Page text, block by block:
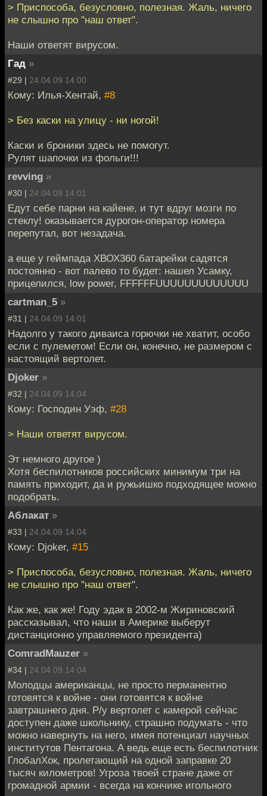
> Приспособа, безусловно, полезная. Жаль, ничего
не слышно про "наш ответ".
Наши ответят вирусом.
Гад »
#29 | 24.04.09 14:00
Кому: Илья-Хентай, #8
> Без каски на улицу - ни ногой!
Каски и броники здесь не помогут.
Рулят шапочки из фольги!!!
revving »
#30 | 24.04.09 14:01
Едут себе парни на кайене, и тут вдруг мозги по
стеклу! оказывается дурогон-оператор номера
перепутал, вот незадача.
а еще у геймпада ХВОХ360 батарейки садятся
постоянно - вот палево то будет: нашел Усамку,
прицелился, low power, FFFFFFUUUUUUUUUUUUU
cartman_5 »
#31 | 24.04.09 14:01
Надолго у такого диваиса горючки не хватит, особо
если с пулеметом! Если он, конечно, не размером с
настоящий вертолет.
Djoker »
#32 | 24.04.09 14:04
Кому: Господин Уэф, #28
> Наши ответят вирусом.
Эт немного другое )
Хотя беспилотников российских минимум три на
память приходит, да и ружьишко подходящее можно
подобрать.
Аблакат »
#33 | 24.04.09 14:04
Кому: Djoker, #15
> Приспособа, безусловно, полезная. Жаль, ничего
не слышно про "наш ответ".
Как же, как же! Году эдак в 2002-м Жириновский
рассказывал, что наши в Америке выберут
дистанционно управляемого президента)
ComradMauzer »
#34 | 24.04.09 14:04
Молодцы американцы, не просто перманентно
готовятся к войне - они готовятся к войне
завтрашнего дня. Р/у вертолет с камерой сейчас
доступен даже школьнику, страшно подумать - что
можно навернуть на него, имея потенциал научных
институтов Пентагона. А ведь еще есть беспилотник
ГлобалХок, пролетающий на одной заправке 20
тысяч километров! Угроза твоей стране даже от
громадной армии - всегда на кончике игольного